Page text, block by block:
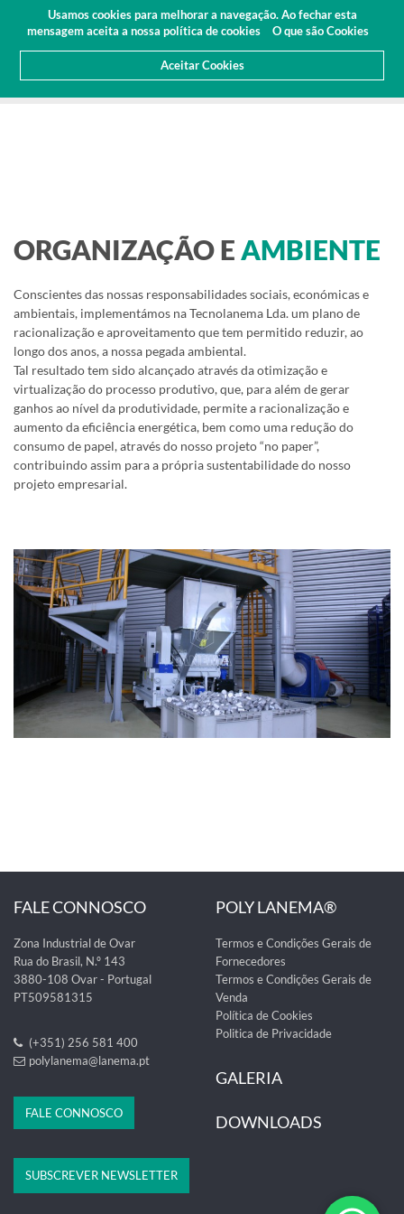
Usamos cookies para melhorar a navegação. Ao fechar esta
mensagem aceita a nossa política de cookies
O que são Cookies
Aceitar Cookies
Área Cliente
Orçamento(0)
ORGANIZAÇÃO E AMBIENTE
Conscientes das nossas responsabilidades sociais, económicas e
ambientais, implementámos na Tecnolanema Lda. um plano de
racionalização e aproveitamento que tem permitido reduzir, ao
longo dos anos, a nossa pegada ambiental.
Tal resultado tem sido alcançado através da otimização e
virtualização do processo produtivo, que, para além de gerar
ganhos ao nível da produtividade, permite a racionalização e
aumento da eficiência energética, bem como uma redução do
consumo de papel, através do nosso projeto “no paper”,
contribuindo assim para a própria sustentabilidade do nosso
projeto empresarial.
FALE CONNOSCO
Zona Industrial de Ovar
Rua do Brasil, N.º 143
3880-108 Ovar - Portugal
PT509581315
(+351) 256 581 400
polylanema@lanema.pt
FALE CONNOSCO
POLY LANEMA®
Termos e Condições Gerais de
Fornecedores
Termos e Condições Gerais de
Venda
Política de Cookies
Politica de Privacidade
GALERIA
DOWNLOADS
SUBSCREVER NEWSLETTER